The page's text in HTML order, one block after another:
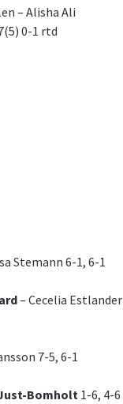
– Alisha Ali
0-1 rtd
Stemann 6-1, 6-1
– Cecelia Estlander
7-5, 6-1
Bomholt 1-6, 4-6